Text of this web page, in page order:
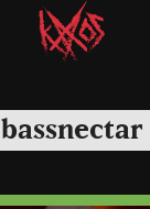
Kaaoszine
bassnectar